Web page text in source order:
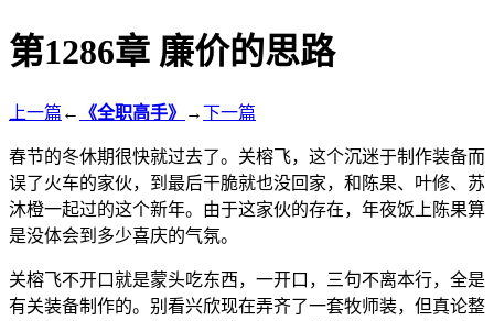
第1286章 廉价的思路
上一篇 ← 《全职高手》 →下一篇
春节的冬休期很快就过去了。关榕飞，这个沉迷于制作装备而
误了火车的家伙，到最后干脆就也没回家，和陈果、叶修、苏
沐橙一起过的这个新年。由于这家伙的存在，年夜饭上陈果算
是没体会到多少喜庆的气氛。
关榕飞不开口就是蒙头吃东西，一开口，三句不离本行，全是
有关装备制作的。别看兴欣现在弄齐了一套牧师装，但真论整